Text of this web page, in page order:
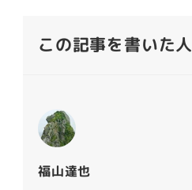
この記事を書いた人
福山達也